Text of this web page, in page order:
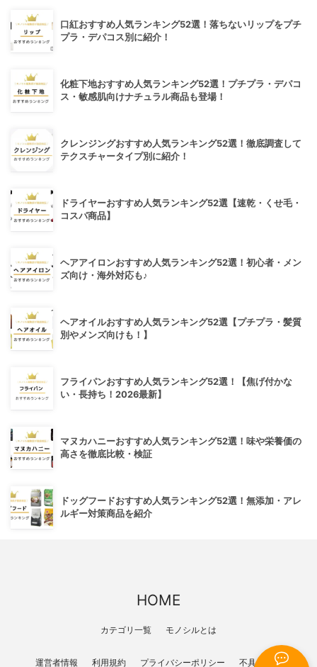
口紅おすすめ人気ランキング52選！落ちないリップをプチ
プラ・デパコス別に紹介！
化粧下地おすすめ人気ランキング52選！プチプラ・デパコ
ス・敏感肌向けナチュラル商品も登場！
クレンジングおすすめ人気ランキング52選！徹底調査して
テクスチャータイプ別に紹介！
ドライヤーおすすめ人気ランキング52選【速乾・くせ毛・
コスパ商品】
ヘアアイロンおすすめ人気ランキング52選！初心者・メン
ズ向け・海外対応も♪
ヘアオイルおすすめ人気ランキング52選【プチプラ・髪質
別やメンズ向けも！】
フライパンおすすめ人気ランキング52選！【焦げ付かな
い・長持ち！2026最新】
マヌカハニーおすすめ人気ランキング52選！味や栄養価の
高さを徹底比較・検証
ドッグフードおすすめ人気ランキング52選！無添加・アレ
ルギー対策商品を紹介
HOME
カテゴリ一覧 モノシルとは
運営者情報 利用規約 プライバシーポリシー 不具合報告